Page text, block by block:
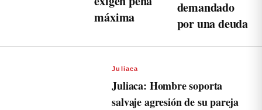
máxima
demandado
por una deuda
Juliaca
Juliaca: Hombre soporta
salvaje agresión de su pareja